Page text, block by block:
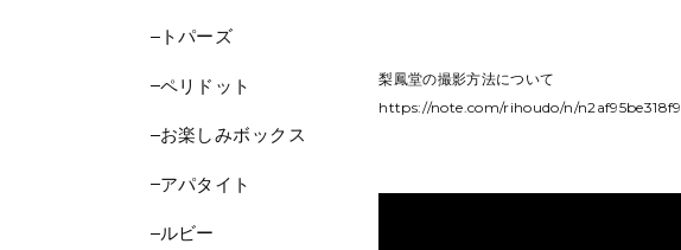
トパーズ
ペリドット
お楽しみボックス
アパタイト
ルビー
梨鳳堂の撮影方法について
https://note.com/rihoudo/n/n2af95be318f9